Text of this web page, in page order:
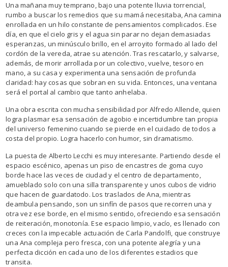
Una mañana muy temprano, bajo una potente lluvia torrencial,
rumbo a buscar los remedios que su mamá necesitaba, Ana camina
enrollada en un hilo constante de pensamientos complicados. Ese
día, en que el cielo gris y el agua sin parar no dejan demasiadas
esperanzas, un minúsculo brillo, en el arroyito formado al lado del
cordón de la vereda, atrae su atención. Tras rescatarlo, y salvarse,
además, de morir arrollada por un colectivo, vuelve, tesoro en
mano, a su casa y experimenta una sensación de profunda
claridad: hay cosas que sobran en su vida. Entonces, una ventana
será el portal al cambio que tanto anhelaba.
Una obra escrita con mucha sensibilidad por Alfredo Allende, quien
logra plasmar esa sensación de agobio e incertidumbre tan propia
del universo femenino cuando se pierde en el cuidado de todos a
costa del propio. Logra hacerlo con humor, sin dramatismo.
La puesta de Alberto Lecchi es muy interesante. Partiendo desde el
espacio escénico, apenas un piso de encastres de goma cuyo
borde hace las veces de ciudad y el centro de departamento,
amueblado solo con una silla transparente y unos cubos de vidrio
que hacen de guardatodo. Los traslados de Ana, mientras
deambula pensando, son un sinfín de pasos que recorren una y
otra vez ese borde, en el mismo sentido, ofreciendo esa sensación
de reiteración, monotonía. Ese espacio limpio, vacío, es llenado con
creces con la impecable actuación de Carla Pandolfi, que construye
una Ana compleja pero fresca, con una potente alegría y una
perfecta dicción en cada uno de los diferentes estadios que
transita.